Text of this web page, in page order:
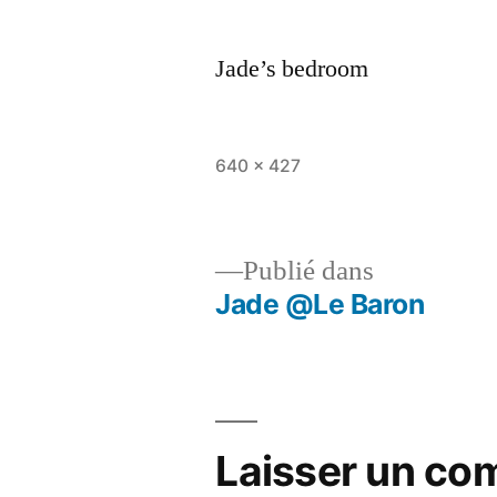
Jade’s bedroom
Taille
640 × 427
Navigation
Publié dans
Jade @Le Baron
Laisser un